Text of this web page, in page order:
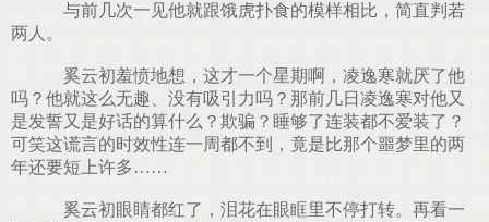
与前几次一见他就跟饿虎扑食的模样相比，简直判若
两人。
奚云初羞愤地想，这才一个星期啊，凌逸寒就厌了他
吗？他就这么无趣、没有吸引力吗？那前几日凌逸寒对他又
是发誓又是好话的算什么？欺骗？睡够了连装都不爱装了？
可笑这谎言的时效性连一周都不到，竟是比那个噩梦里的两
年还要短上许多……
奚云初眼睛都红了，泪花在眼眶里不停打转。再看一